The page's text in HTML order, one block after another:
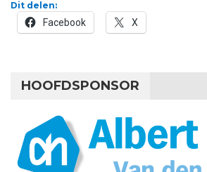
Dit delen:
Facebook X
HOOFDSPONSOR